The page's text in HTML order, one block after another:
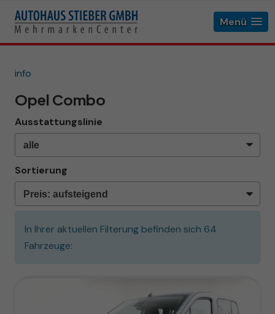
Menü
info
Opel Combo
Ausstattungslinie
Sortierung
In Ihrer aktuellen Filterung befinden sich 64
Fahrzeuge: